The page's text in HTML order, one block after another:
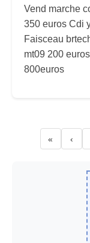
Vend marche
350 euros Cdi
Faisceau
mt09 200
800euros
« ‹